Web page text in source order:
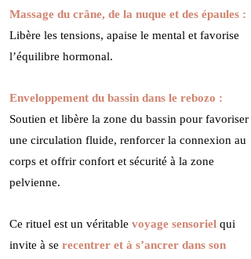
Massage du crâne, de la nuque et des épaules :
Libère les tensions, apaise le mental et favorise
l’équilibre hormonal.
Enveloppement du bassin dans le rebozo :
Soutien et libère la zone du bassin pour favoriser
une circulation fluide, renforcer la connexion au
corps et offrir confort et sécurité à la zone
pelvienne.
Ce rituel est un véritable voyage sensoriel qui
invite à se recentrer et à s’ancrer dans son